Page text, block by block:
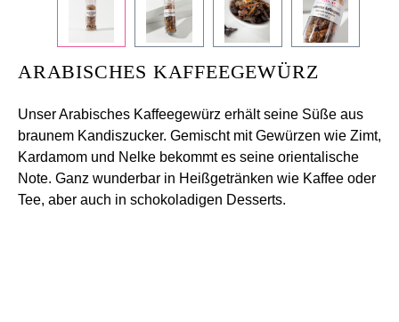
ARABISCHES KAFFEEGEWÜRZ
Unser Arabisches Kaffeegewürz erhält seine Süße aus
braunem Kandiszucker. Gemischt mit Gewürzen wie Zimt,
Kardamom und Nelke bekommt es seine orientalische
Note. Ganz wunderbar in Heißgetränken wie Kaffee oder
Tee, aber auch in schokoladigen Desserts.